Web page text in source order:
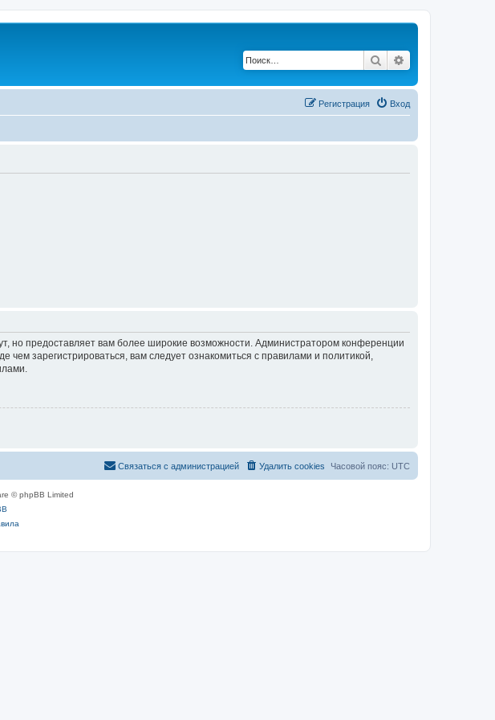
Поиск
Вход
Регистрация
но предоставляет вам более широкие возможности. Администратором конференции
зарегистрироваться, вам следует ознакомиться с правилами и политикой,
Часовой пояс: UTC
Удалить cookies
Связаться с администрацией
© phpBB Limited